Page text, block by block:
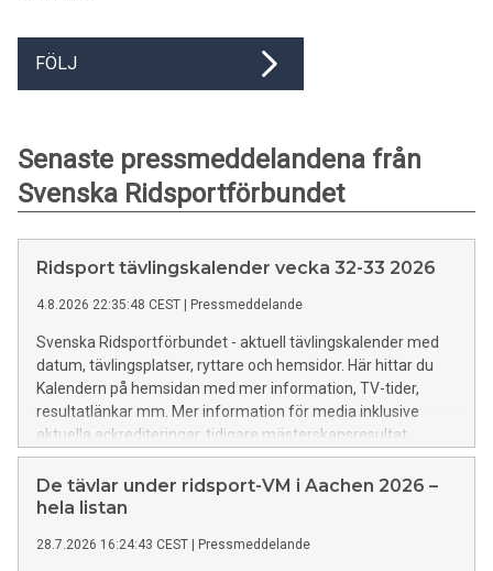
FÖLJ
Senaste pressmeddelandena från
Svenska Ridsportförbundet
Ridsport tävlingskalender vecka 32-33 2026
4.8.2026 22:35:48 CEST Pressmeddelande
Svenska Ridsportförbundet - aktuell tävlingskalender med
datum, tävlingsplatser, ryttare och hemsidor. Här hittar du
Kalendern på hemsidan med mer information, TV-tider,
resultatlänkar mm. Mer information för media inklusive
aktuella ackrediteringar, tidigare mästerskapsresultat,
rekord mm finns HÄR.
De tävlar under ridsport-VM i Aachen 2026 –
hela listan
28.7.2026 16:24:43 CEST Pressmeddelande